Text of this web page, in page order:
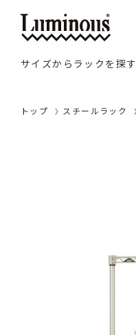
サイズからラックを探す
トップ スチールラック